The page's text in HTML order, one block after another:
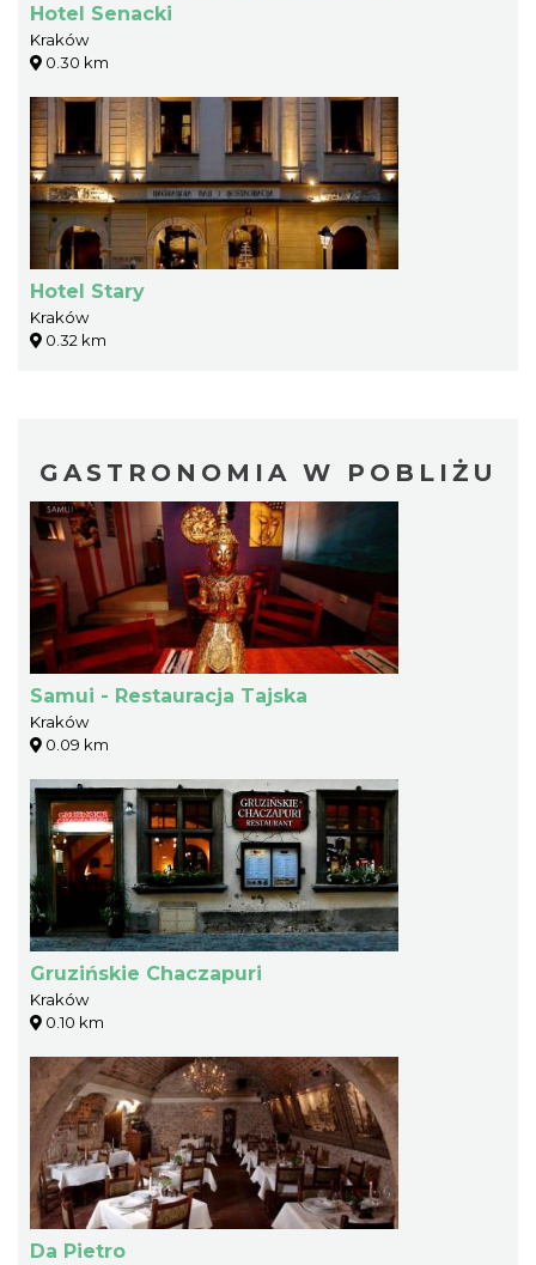
Hotel Senacki
Kraków
0.30 km
Hotel Stary
Kraków
0.32 km
GASTRONOMIA W POBLIŻU
Samui - Restauracja Tajska
Kraków
0.09 km
Gruzińskie Chaczapuri
Kraków
0.10 km
Da Pietro